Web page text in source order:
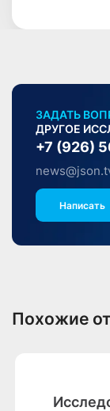
ЗАДАТЬ
ДРУГОЕ
+7 (926)
Написать
Похожие